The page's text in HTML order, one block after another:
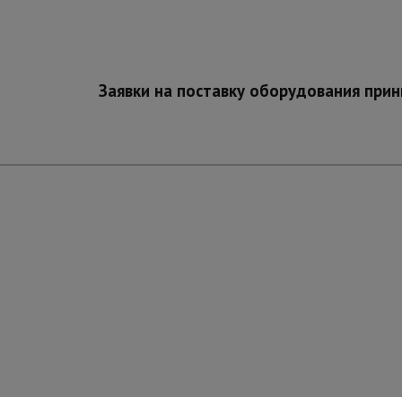
Заявки на поставку оборудования